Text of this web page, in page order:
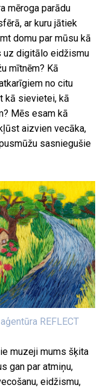
mēroga parādu
ar kuru jātiek
domu par mūsu kā
uz digitālo eidžismu
mītnēm? Kā
no citu
kā sievietei, kā
Mēs esam kā
aizvien vecāka,
sasniegušie
REFLECT
muzeji mums šķita
gan par atmiņu,
eidžismu,